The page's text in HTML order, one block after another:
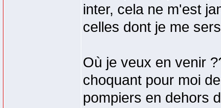
inter, cela ne m'est
celles dont je me
Où je veux en venir
choquant pour moi
pompiers en dehors